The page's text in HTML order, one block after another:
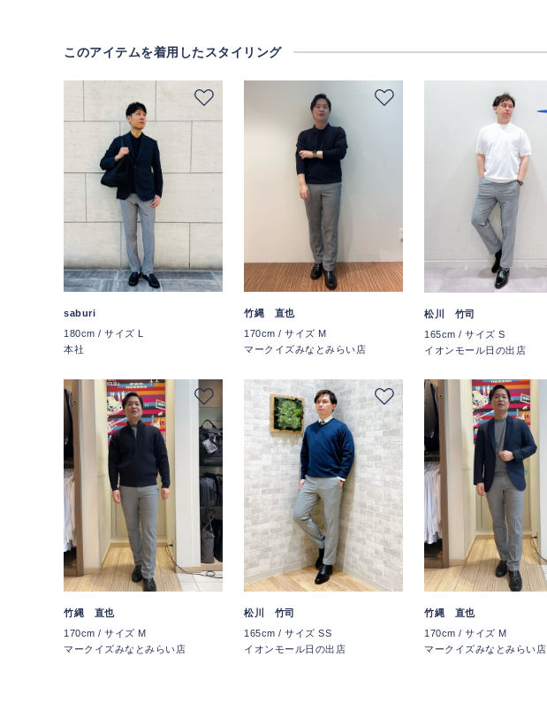
このアイテムを着用したスタイリング
saburi
180cm / サイズ L
本社
竹縄 直也
170cm / サイズ M
マークイズみなとみらい店
松川 竹司
165cm / サイズ S
イオンモール日の出店
竹縄 直也
170cm / サイズ M
マークイズみなとみらい店
松川 竹司
165cm / サイズ SS
イオンモール日の出店
竹縄 直也
170cm / サイズ M
マークイズみなとみらい店